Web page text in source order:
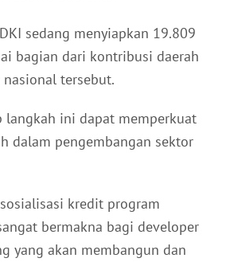
sedang menyiapkan 19.809
bagian dari kontribusi daerah
tersebut.
langkah ini dapat memperkuat
dalam pengembangan sektor
kredit program
bermakna bagi developer
yang akan membangun dan